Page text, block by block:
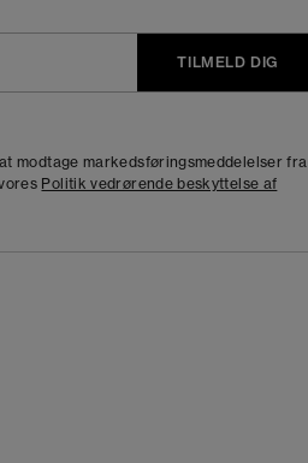
TILMELD DIG
modtage markedsføringsmeddelelser fra
Politik vedrørende beskyttelse af